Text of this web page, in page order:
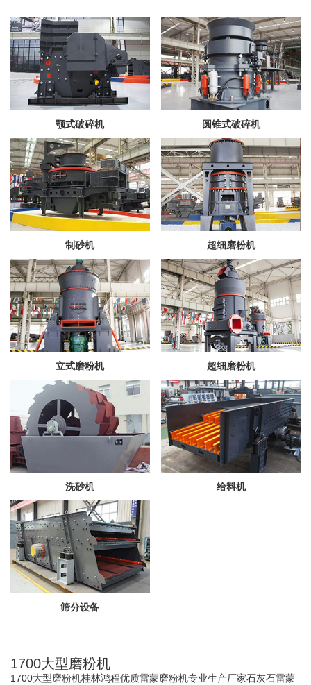
颚式破碎机 圆锥式破碎机
制砂机 超细磨粉机
立式磨粉机 超细磨粉机
洗砂机 给料机
筛分设备
1700大型磨粉机
1700大型磨粉机桂林鸿程优质雷蒙磨粉机专业生产厂家石灰石雷蒙